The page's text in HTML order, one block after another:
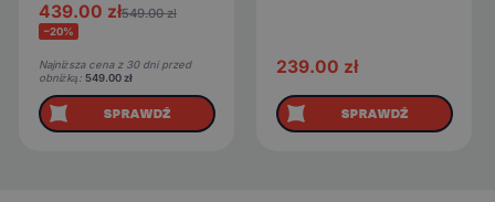
439.00 zł549.00zł
−20%
Najniższa cena z 30 dni przed
obniżką: 549.00zł
SPRAWDŹ
239.00 zł
SPRAWDŹ